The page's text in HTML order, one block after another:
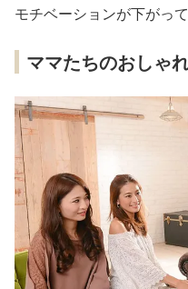
モチベーションが下がっ
ママたちのおしゃ